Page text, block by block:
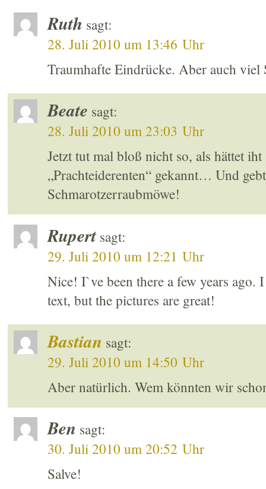
Ruth sagt:
28. Juli 2010 um 13:46 Uhr
Traumhafte Eindrücke. Aber auch viel
Beate sagt:
28. Juli 2010 um 23:03 Uhr
Jetzt tut mal bloß nicht so, als hättet
„Prachteiderenten“ gekannt… Und
Schmarotzerraubmöwe!
Rupert sagt:
29. Juli 2010 um 12:21 Uhr
Nice! I`ve been there a few years ago.
text, but the pictures are great!
Bastian sagt:
29. Juli 2010 um 14:50 Uhr
Aber natürlich. Wem könnten wir
Ben sagt:
30. Juli 2010 um 20:52 Uhr
Salve!